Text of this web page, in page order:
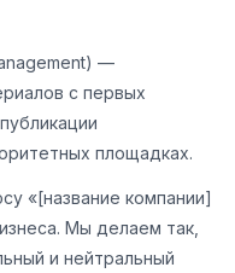
—
с первых
площадках.
«[название компании]
Мы делаем так,
и нейтральный